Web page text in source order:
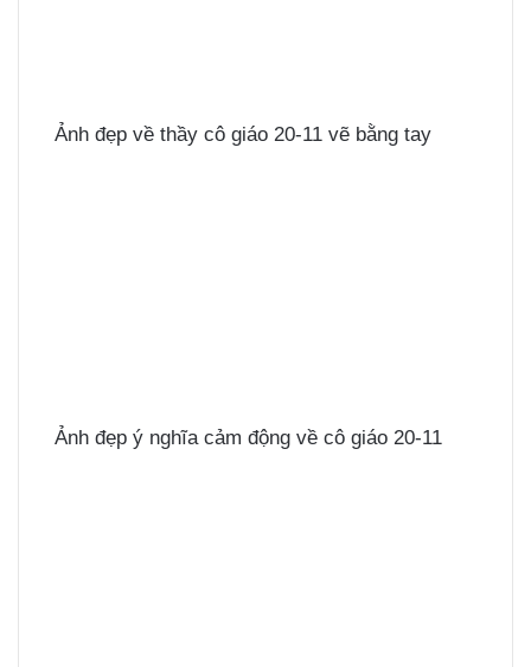
Ảnh đẹp về thầy cô giáo 20-11 vẽ bằng tay
Ảnh đẹp ý nghĩa cảm động về cô giáo 20-11